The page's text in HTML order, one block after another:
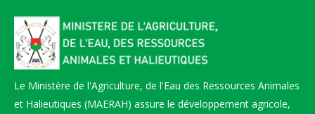
Le Ministère de l'Agriculture, de l'Eau des Ressources Animales
et Halieutiques (MAERAH) assure le développement agricole,